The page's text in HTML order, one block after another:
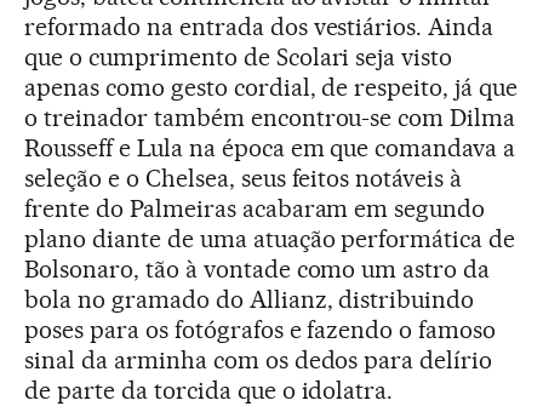
reformado na entrada dos vestiários. Ainda
que o cumprimento de Scolari seja visto
apenas como gesto cordial, de respeito, já que
o treinador também encontrou-se com Dilma
Rousseff e Lula na época em que comandava a
seleção e o Chelsea, seus feitos notáveis à
frente do Palmeiras acabaram em segundo
plano diante de uma atuação performática de
Bolsonaro, tão à vontade como um astro da
bola no gramado do Allianz, distribuindo
poses para os fotógrafos e fazendo o famoso
sinal da arminha com os dedos para delírio
de parte da torcida que o idolatra.